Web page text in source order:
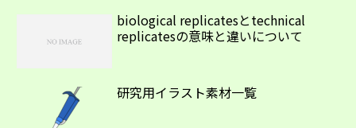
biological replicatesとtechnical
replicatesの意味と違いについて
研究用イラスト素材一覧